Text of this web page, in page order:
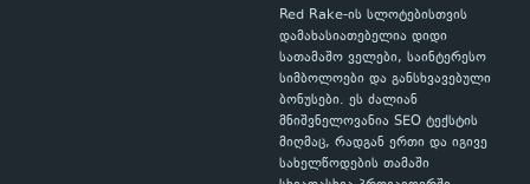
Red Rake-ის სლოტებისთვის
დამახასიათებელია დიდი
სათამაშო ველები, საინტერესო
სიმბოლოები და განსხვავებული
ბონუსები. ეს ძალიან
მნიშვნელოვანია SEO ტექსტის
მიღმაც, რადგან ერთი და იგივე
სახელწოდების თამაში